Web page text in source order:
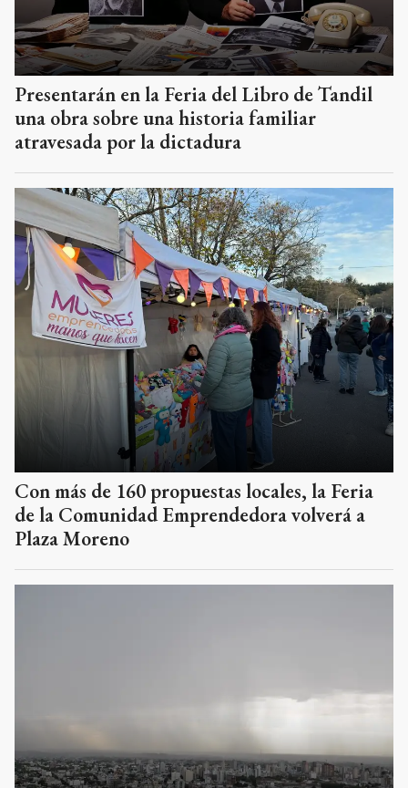
Presentarán en la Feria del Libro de Tandil
una obra sobre una historia familiar
atravesada por la dictadura
Con más de 160 propuestas locales, la Feria
de la Comunidad Emprendedora volverá a
Plaza Moreno